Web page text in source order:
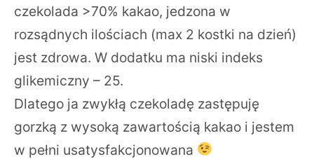
czekolada >70% kakao, jedzona w
rozsądnych ilościach (max 2 kostki na dzień)
jest zdrowa. W dodatku ma niski indeks
glikemiczny – 25.
Dlatego ja zwykłą czekoladę zastępuję
gorzką z wysoką zawartością kakao i jestem
w pełni usatysfakcjonowana